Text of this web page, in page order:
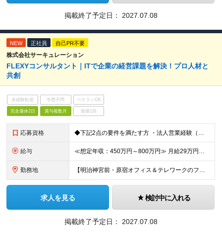
掲載終了予定日： 2027.07.08
NEW 正社員 自己PR不要
株式会社サーキュレーション
FLEXYコンサルタント｜ITで企業の経営課題を解決！プロ人材と
共創
未経験歓迎 学歴不問 ベテランOK
完全週休2日 賞与複数月 面接1回
応募資格 ◆下記2点の要件を満たす方 ・法人営業経験（業界・業種・商材不問）※目安3年以上 ・「IT」に対する強い興味・関心・意欲をお持ちの方 【求める人物像】 • 起業もしくは自らフリーランス（個人事業主）
給与 ≪想定年収：450万円～800万円≫ 月給29万円～50万円 ※賞与：年3.5ヶ月（会社業績・個人評価によって変動） ※入社後1年経過したタイミングでインセンティブ給へ移行致します。 ※入社時の月給額
勤務地 【明治神宮前・原宿オフィス＆テレワークのフレキシブルワークを導入】 東京都渋谷区神宮前3-21-5 サーキュレーションビル ForPro ★多様な働き方を推進 出社とテレワークを組み合わせたフレキシ
求人を見る 検討中に入れる
掲載終了予定日： 2027.07.08